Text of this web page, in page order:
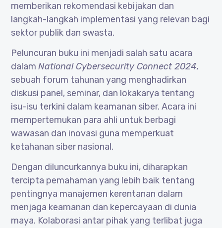
memberikan rekomendasi kebijakan dan
langkah-langkah implementasi yang relevan bagi
sektor publik dan swasta.
Peluncuran buku ini menjadi salah satu acara
dalamNational Cybersecurity Connect 2024,
sebuah forum tahunan yang menghadirkan
diskusi panel, seminar, dan lokakarya tentang
isu-isu terkini dalam keamanan siber. Acara ini
mempertemukan para ahli untuk berbagi
wawasan dan inovasi guna memperkuat
ketahanan siber nasional.
Dengan diluncurkannya buku ini, diharapkan
tercipta pemahaman yang lebih baik tentang
pentingnya manajemen kerentanan dalam
menjaga keamanan dan kepercayaan di dunia
maya. Kolaborasi antar pihak yang terlibat juga